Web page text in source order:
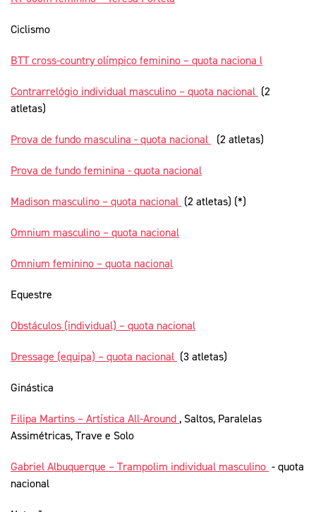
Ciclismo
BTT cross-country olímpico feminino – quota naciona l
Contrarrelógio individual masculino – quota nacional (2
atletas)
Prova de fundo masculina - quota nacional (2 atletas)
Prova de fundo feminina - quota nacional
Madison masculino – quota nacional (2 atletas) (*)
Omnium masculino – quota nacional
Omnium feminino – quota nacional
Equestre
Obstáculos (individual) – quota nacional
Dressage (equipa) – quota nacional (3 atletas)
Ginástica
Filipa Martins – Artística All-Around , Saltos, Paralelas
Assimétricas, Trave e Solo
Gabriel Albuquerque – Trampolim individual masculino - quota
nacional